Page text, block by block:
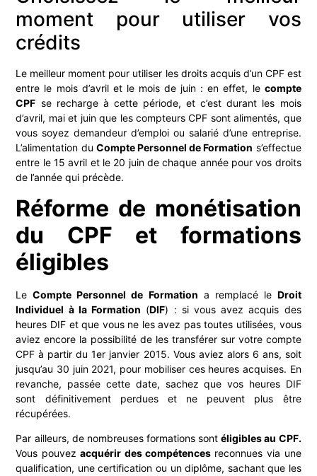
moment pour utiliser vos
crédits
Le meilleur moment pour utiliser les droits acquis d’un CPF est
entre le mois d’avril et le mois de juin : en effet, le compte
CPF se recharge à cette période, et c’est durant les mois
d’avril, mai et juin que les compteurs CPF sont alimentés, que
vous soyez demandeur d’emploi ou salarié d’une entreprise.
L’alimentation du Compte Personnel de Formation s’effectue
entre le 15 avril et le 20 juin de chaque année pour vos droits
de l’année qui précède.
Réforme de monétisation
du CPF et formations
éligibles
LeCompte Personnel de Formation a remplacé le Droit
Individuel à la Formation (DIF) : si vous avez acquis des
heures DIF et que vous ne les avez pas toutes utilisées, vous
aviez encore la possibilité de les transférer sur votre compte
CPF à partir du 1er janvier 2015. Vous aviez alors 6 ans, soit
jusqu’au 30 juin 2021, pour mobiliser ces heures acquises. En
revanche, passée cette date, sachez que vos heures DIF
sont définitivement perdues et ne peuvent plus être
récupérées.
Par ailleurs, de nombreuses formations sontéligibles au CPF.
Vous pouvez acquérir des compétences reconnues via une
qualification, une certification ou un diplôme, sachant que les